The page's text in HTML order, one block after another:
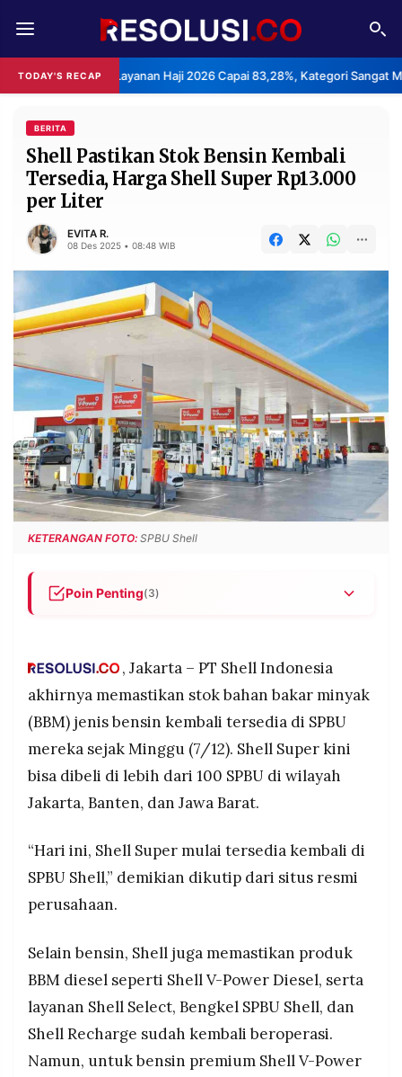
TODAY'S RECAP
Layanan Haji 2026 Capai 83,28%, Kategori Sangat Memuaskan.
REDAKSI TENTANG
RESOLUSI IKLAN
RUBRIKASI
EDITORIAL
FINANSIA PERSONA
DAERAH NASIONAL
MANCA SPORT
INFORMASI
PRIVACY
POLICY
BERITA
WARGA
INFORMASI
IKLAN
KIRIM
TULISAN
PENGADUAN TERM
OF
SERVICE
IKUTI
KAMI
©
RESOLUSI
©
Resolusi.co
PT.
RESOLUSI
PRAMUDITA
BERITA
Shell Pastikan Stok Bensin Kembali
Tersedia, Harga Shell Super Rp13.000
per Liter
EVITA R.
08 Des 2025 • 08:48 WIB
KETERANGAN FOTO: SPBU Shell
Poin Penting(3)
Jakarta, Banten, dan Jawa Barat sejak Minggu
dan Shell V-Power Nitro+ masih kosong,
sementara Shell V-Power Diesel sudah kembali
dijual.
Pasokan BBM dari Pertamina: Shell menerima 100
ketahanan energi dan distribusi BBM di
Indonesia.
, Jakarta – PT Shell Indonesia
akhirnya memastikan stok bahan bakar minyak
(BBM) jenis bensin kembali tersedia di SPBU
mereka sejak Minggu (7/12). Shell Super kini
bisa dibeli di lebih dari 100 SPBU di wilayah
Jakarta, Banten, dan Jawa Barat.
“Hari ini, Shell Super mulai tersedia kembali di
SPBU Shell,” demikian dikutip dari situs resmi
perusahaan.
Selain bensin, Shell juga memastikan produk
BBM diesel seperti Shell V-Power Diesel, serta
layanan Shell Select, Bengkel SPBU Shell, dan
Shell Recharge sudah kembali beroperasi.
Namun, untuk bensin premium Shell V-Power